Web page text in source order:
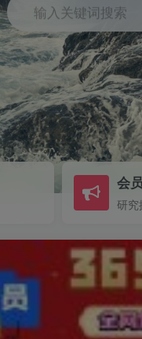
输入关键词搜索
会
研究